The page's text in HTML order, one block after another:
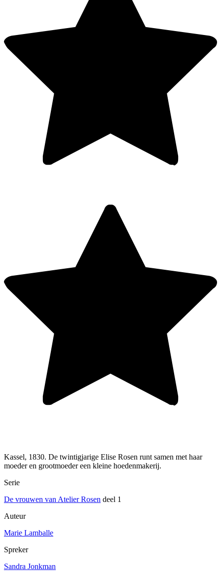
Kassel, 1830. De twintigjarige Elise Rosen runt samen met haar
moeder en grootmoeder een kleine hoedenmakerij.
Serie
De vrouwen van Atelier Rosen deel 1
Auteur
Marie Lamballe
Spreker
Sandra Jonkman